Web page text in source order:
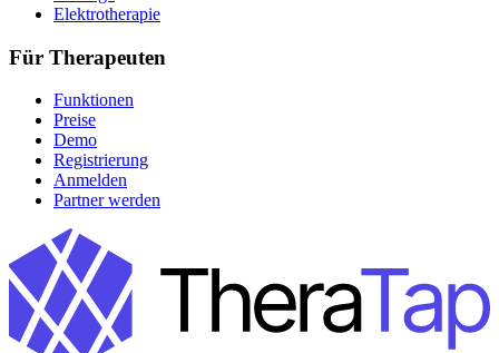
Elektrotherapie
Für Therapeuten
Funktionen
Preise
Demo
Registrierung
Anmelden
Partner werden